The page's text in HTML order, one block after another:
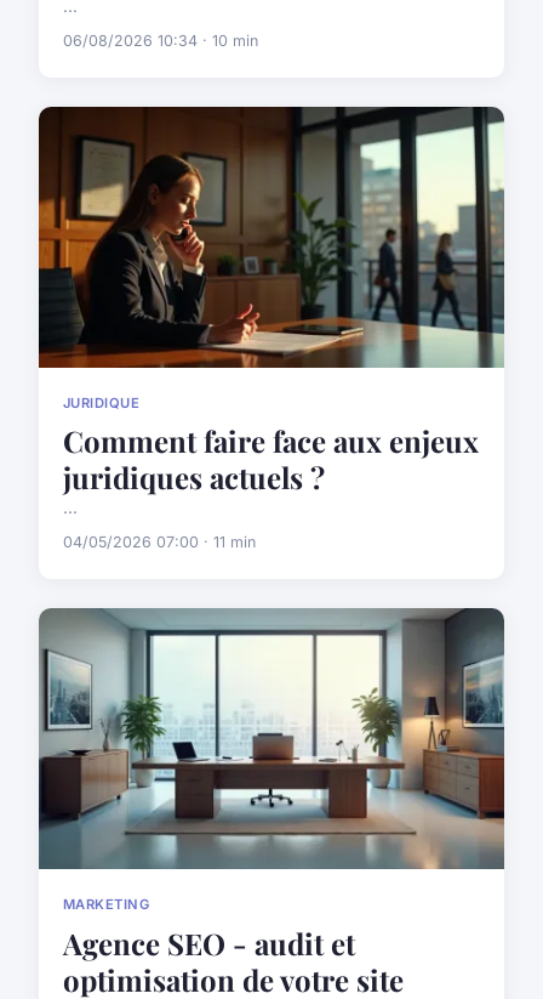
...
06/08/2026 10:34 · 10 min
JURIDIQUE
Comment faire face aux enjeux
juridiques actuels ?
...
04/05/2026 07:00 · 11 min
MARKETING
Agence SEO - audit et
optimisation de votre site